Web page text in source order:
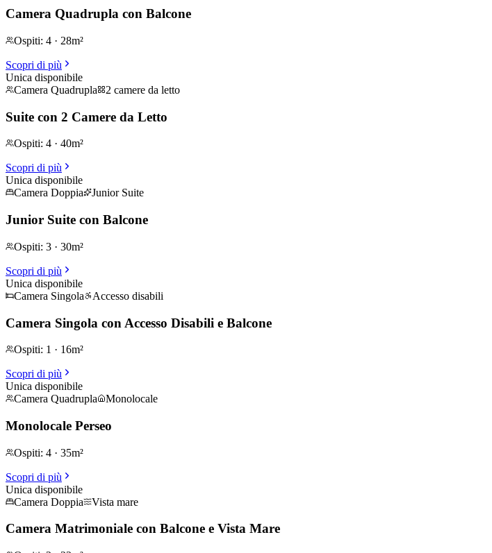
Camera Quadrupla con Balcone
Ospiti: 4 · 28m²
Scopri di più
Unica disponibile
Camera Quadrupla
2 camere da letto
Suite con 2 Camere da Letto
Ospiti: 4 · 40m²
Scopri di più
Unica disponibile
Camera Doppia
Junior Suite
Junior Suite con Balcone
Ospiti: 3 · 30m²
Scopri di più
Unica disponibile
Camera Singola
Accesso disabili
Camera Singola con Accesso Disabili e Balcone
Ospiti: 1 · 16m²
Scopri di più
Unica disponibile
Camera Quadrupla
Monolocale
Monolocale Perseo
Ospiti: 4 · 35m²
Scopri di più
Unica disponibile
Camera Doppia
Vista mare
Camera Matrimoniale con Balcone e Vista Mare